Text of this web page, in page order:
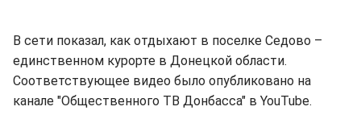
В сети показал, как отдыхают в поселке Седово –
единственном курорте в Донецкой области.
Соответствующее видео было опубликовано на
канале "Общественного ТВ Донбасса" в YouTube.